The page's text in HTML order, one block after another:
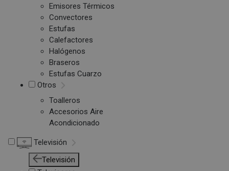
Emisores Térmicos
Convectores
Estufas
Calefactores
Halógenos
Braseros
Estufas Cuarzo
Otros
Toalleros
Accesorios Aire
Acondicionado
Televisión
Televisión